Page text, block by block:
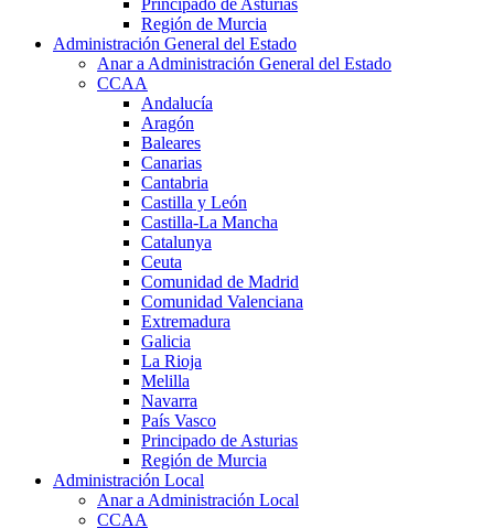
Región de Murcia
Administración General del Estado
Anar a Administración General del Estado
CCAA
Andalucía
Aragón
Baleares
Canarias
Cantabria
Castilla y León
Castilla-La Mancha
Catalunya
Ceuta
Comunidad de Madrid
Comunidad Valenciana
Extremadura
Galicia
La Rioja
Melilla
Navarra
País Vasco
Principado de Asturias
Región de Murcia
Administración Local
Anar a Administración Local
CCAA